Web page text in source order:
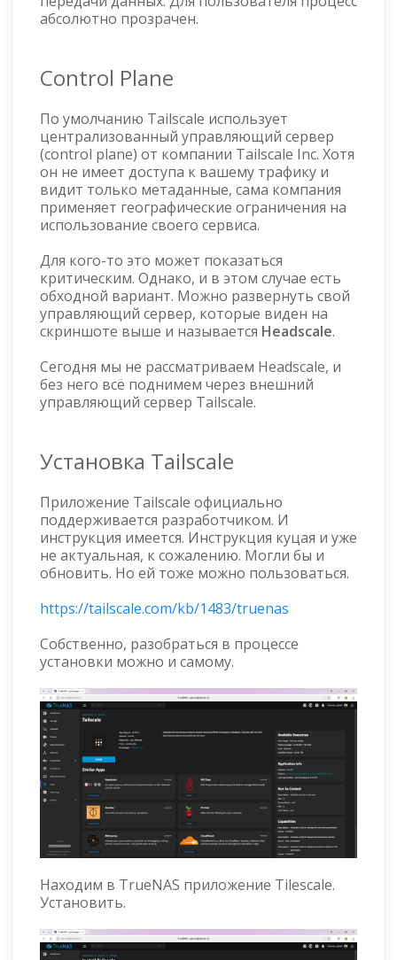
абсолютно прозрачен.
Control Plane
По умолчанию Tailscale использует
централизованный управляющий сервер
(control plane) от компании Tailscale Inc. Хотя
он не имеет доступа к вашему трафику и
видит только метаданные, сама компания
применяет географические ограничения на
использование своего сервиса.
Для кого-то это может показаться
критическим. Однако, и в этом случае есть
обходной вариант. Можно развернуть свой
управляющий сервер, которые виден на
скриншоте выше и называется Headscale.
Сегодня мы не рассматриваем Headscale, и
без него всё поднимем через внешний
управляющий сервер Tailscale.
Установка Tailscale
Приложение Tailscale официально
поддерживается разработчиком. И
инструкция имеется. Инструкция куцая и уже
не актуальная, к сожалению. Могли бы и
обновить. Но ей тоже можно пользоваться.
https://tailscale.com/kb/1483/truenas
Собственно, разобраться в процессе
установки можно и самому.
Находим в TrueNAS приложение Tilescale.
Установить.